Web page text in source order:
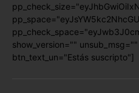
show_version=""
btn_text_un="Estás suscripto"]